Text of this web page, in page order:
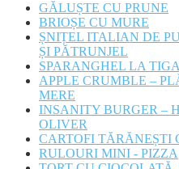
GĂLUȘTE CU PRUNE
BRIOȘE CU MURE
ȘNIȚEL ITALIAN DE
ȘI PĂTRUNJEL
SPARANGHEL LA
APPLE CRUMBLE –
MERE
INSANITY BURGER –
OLIVER
CARTOFI TĂRĂNEȘTI
RULOURI MINI - PIZZA